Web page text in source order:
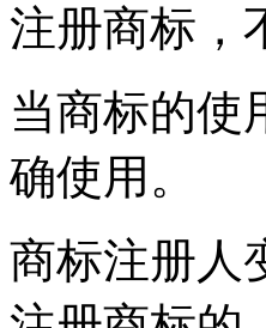
注册商标
当商标的使
确使用。
商标注册人